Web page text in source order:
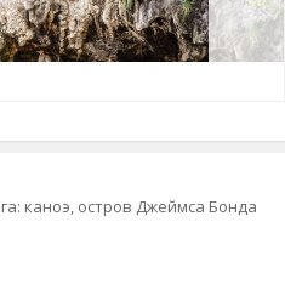
каноэ, остров Джеймса Бонда